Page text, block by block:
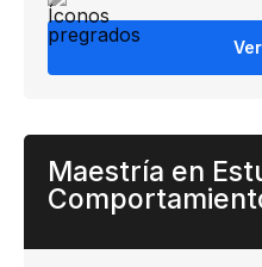
Maestría en